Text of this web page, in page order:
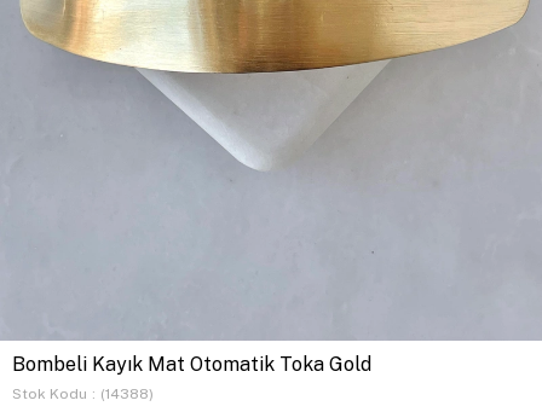
Bombeli Kayık Mat Otomatik Toka Gold
Stok Kodu (14388)